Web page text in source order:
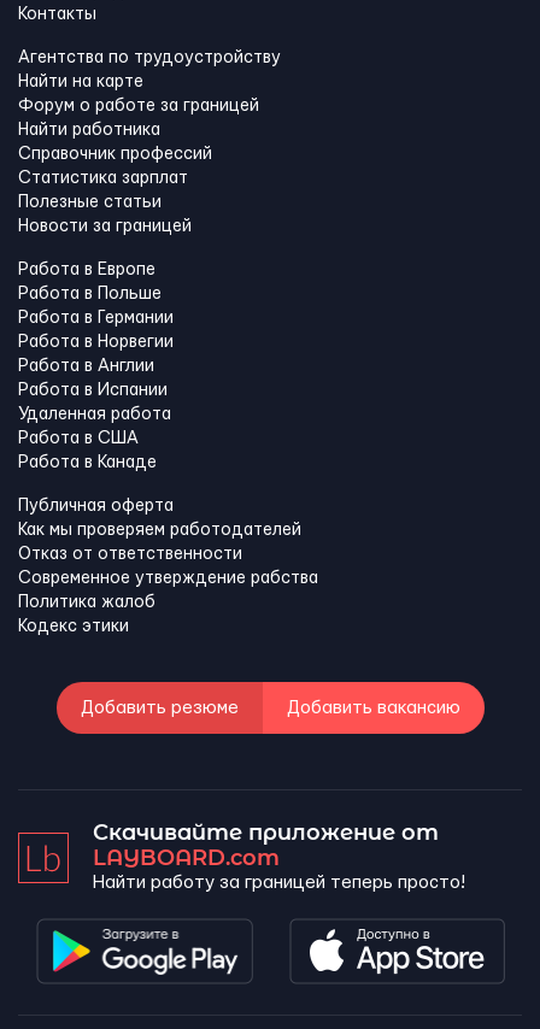
Контакты
Агентства по трудоустройству
Найти на карте
Форум о работе за границей
Найти работника
Справочник профессий
Статистика зарплат
Полезные статьи
Новости за границей
Работа в Европе
Работа в Польше
Работа в Германии
Работа в Норвегии
Работа в Англии
Работа в Испании
Удаленная работа
Работа в США
Работа в Канадe
Публичная оферта
Как мы проверяем работодателей
Отказ от ответственности
Современное утверждение рабства
Политика жалоб
Кодекс этики
Добавить резюме Добавить вакансию
Скачивайте приложение от
LAYBOARD.com
Найти работу за границей теперь просто!